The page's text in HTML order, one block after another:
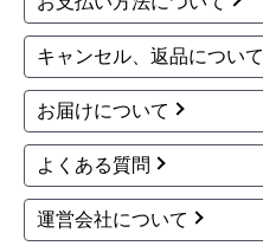
キャンセル、返品について
お届けについて
よくある質問
運営会社について